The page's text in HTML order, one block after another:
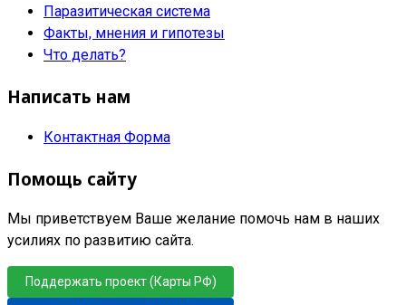
Паразитическая система
Факты, мнения и гипотезы
Что делать?
Написать нам
Контактная Форма
Помощь сайту
Мы приветствуем Ваше желание помочь нам в наших
усилиях по развитию сайта.
Поддержать проект (Карты РФ)